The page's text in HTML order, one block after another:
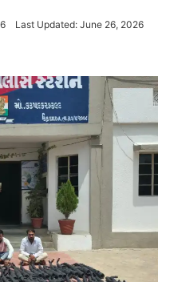
Last Updated: June 26, 2026